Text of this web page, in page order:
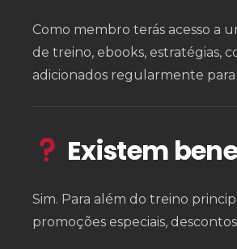
Como membro terás acesso a
de treino, ebooks, estratégias,
adicionados regularmente
Existem
Sim. Para além do treino
promoções especiais,